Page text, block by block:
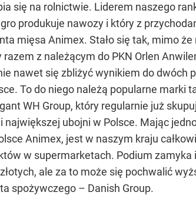
się na rolnictwie. Liderem naszego
produkuje nawozy i który z
mięsa Animex. Stało się tak, mimo
z należącym do PKN Orlen
nawet się zbliżyć wynikiem do dwóch
To do niego należą popularne marki
WH Group, który regularnie już
największej ubojni w Polsce. Mając
Animex, jest w naszym kraju
w supermarketach. Podium zamyka
ale za to może się pochwalić
spożywczego – Danish Group.